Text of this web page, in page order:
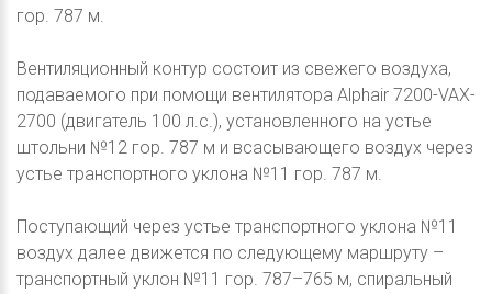
гор. 787 м.
Вентиляционный контур состоит из свежего воздуха,
подаваемого при помощи вентилятора Alphair 7200-VAX-
2700 (двигатель 100 л.с.), установленного на устье
штольни №12 гор. 787 м и всасывающего воздух через
устье транспортного уклона №11 гор. 787 м.
Поступающий через устье транспортного уклона №11
воздух далее движется по следующему маршруту –
транспортный уклон №11 гор. 787–765 м, спиральный